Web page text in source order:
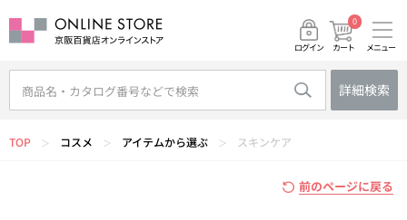
ログイン カート
0
メニュー
詳細検索
TOP ＞ コスメ ＞ アイテムから選ぶ ＞ スキンケア
前のページに戻る